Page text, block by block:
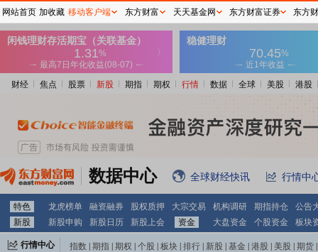
财经 焦点 股票 新股 期指 期权 行情 数据 全球 美股 港股
数据中心 全球财经快讯 行情中
特色 龙虎榜单 融资融券 股权质押 大宗交易 机构调研 期指持仓
公告
新股
新股申购 新股日历 新股上会 资金 大盘资金 个股资金 板块
行情中心 指数 期指 期权 个股 板块 排行 新股 基金 港股 美股 期货
网站首页 加收藏 移动客户端 东方财富 天天基金网 东方财富证券 东方